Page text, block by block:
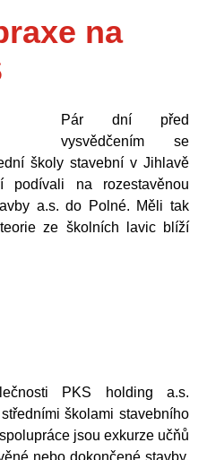
na
Pár dní před
vysvědčením se
školy stavební v Jihlavě
podívali na rozestavěnou
a.s. do Polné. Měli tak
ze školních lavic blíží
PKS holding a.s.
školami stavebního
jsou exkurze učňů